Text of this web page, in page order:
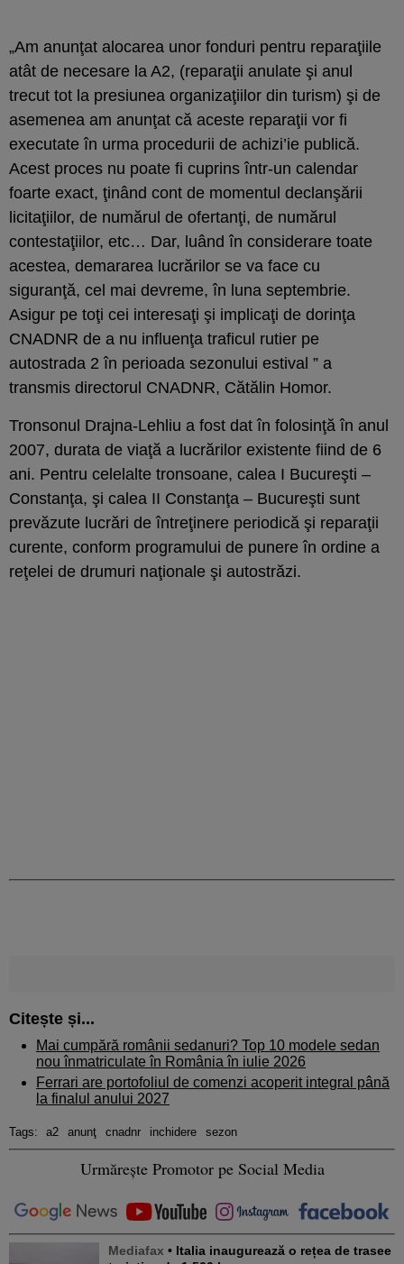
„Am anunţat alocarea unor fonduri pentru reparaţiile
atât de necesare la A2, (reparaţii anulate şi anul
trecut tot la presiunea organizaţiilor din turism) şi de
asemenea am anunţat că aceste reparaţii vor fi
executate în urma procedurii de achizi’ie publică.
Acest proces nu poate fi cuprins într-un calendar
foarte exact, ţinând cont de momentul declanşării
licitaţiilor, de numărul de ofertanţi, de numărul
contestaţiilor, etc… Dar, luând în considerare toate
acestea, demararea lucrărilor se va face cu
siguranţă, cel mai devreme, în luna septembrie.
Asigur pe toţi cei interesaţi şi implicaţi de dorinţa
CNADNR de a nu influenţa traficul rutier pe
autostrada 2 în perioada sezonului estival ” a
transmis directorul CNADNR, Cătălin Homor.
Tronsonul Drajna-Lehliu a fost dat în folosinţă în anul
2007, durata de viaţă a lucrărilor existente fiind de 6
ani. Pentru celelalte tronsoane, calea I Bucureşti –
Constanţa, şi calea II Constanţa – Bucureşti sunt
prevăzute lucrări de întreţinere periodică şi reparaţii
curente, conform programului de punere în ordine a
reţelei de drumuri naţionale şi autostrăzi.
Citește și...
Mai cumpără românii sedanuri? Top 10 modele sedan
nou înmatriculate în România în iulie 2026
Ferrari are portofoliul de comenzi acoperit integral până
la finalul anului 2027
Tags: a2 anunţ cnadnr inchidere sezon
Urmărește Promotor pe Social Media
Mediafax • Italia inaugurează o rețea de trasee